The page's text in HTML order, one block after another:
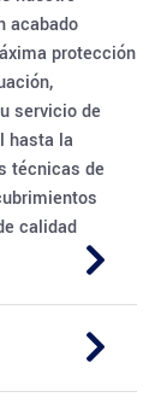
acabado
protección
servicio de
hasta la
técnicas de
calidad